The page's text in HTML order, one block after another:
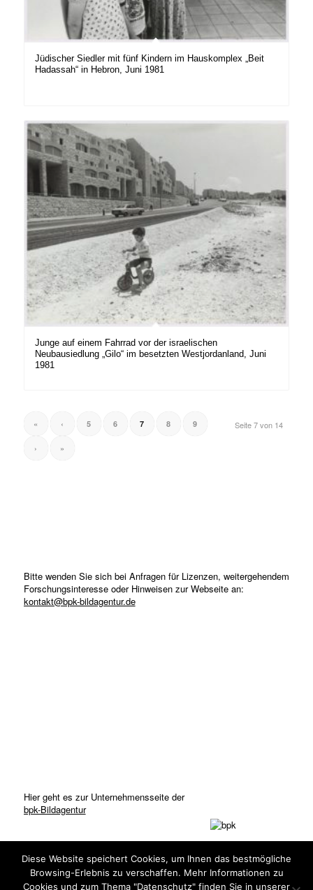
Jüdischer Siedler mit fünf Kindern im Hauskomplex „Beit
Hadassah“ in Hebron, Juni 1981
Junge auf einem Fahrrad vor der israelischen
Neubausiedlung „Gilo“ im besetzten Westjordanland, Juni
1981
Seite 7 von 14
« ‹ 5 6 7 8 9
› »
Bitte wenden Sie sich bei Anfragen für Lizenzen, weitergehendem
Forschungsinteresse oder Hinweisen zur Webseite an:
kontakt@bpk-bildagentur.de
Hier geht es zur Unternehmensseite der
bpk-Bildagentur
Diese Website speichert Cookies, um Ihnen das bestmögliche
Browsing-Erlebnis zu verschaffen. Mehr Informationen zu
Cookies und zum Thema "Datenschutz" finden Sie in unserer